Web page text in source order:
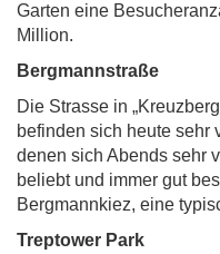
Garten eine
Million.
Bergmannstraße
Die Strasse in
befinden sich heute sehr
denen sich Abends sehr
beliebt und immer gut
Bergmannkiez, eine
Treptower Park